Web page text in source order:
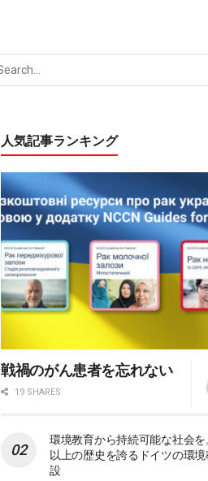
人気記事ランキング
戦禍のがん患者を忘れない
19 SHARES
環境教育から持続可能な社会
以上の歴史を誇るドイツの環
設